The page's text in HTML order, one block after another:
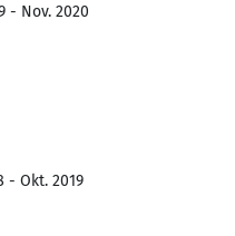
- Nov. 2020
- Okt. 2019